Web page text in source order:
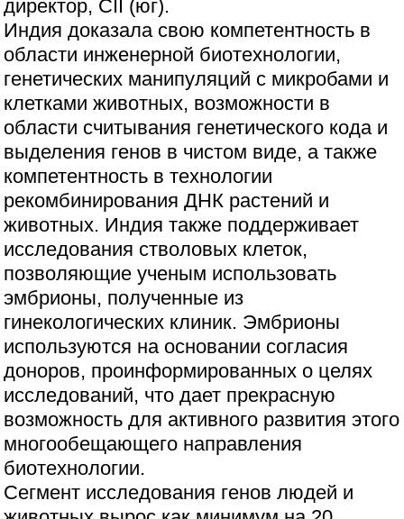
директор, CII (юг).
Индия доказала свою компетентность в
области инженерной биотехнологии,
генетических манипуляций с микробами и
клетками животных, возможности в
области считывания генетического кода и
выделения генов в чистом виде, а также
компетентность в технологии
рекомбинирования ДНК растений и
животных. Индия также поддерживает
исследования стволовых клеток,
позволяющие ученым использовать
эмбрионы, полученные из
гинекологических клиник. Эмбрионы
используются на основании согласия
доноров, проинформированных о целях
исследований, что дает прекрасную
возможность для активного развития этого
многообещающего направления
биотехнологии.
Сегмент исследования генов людей и